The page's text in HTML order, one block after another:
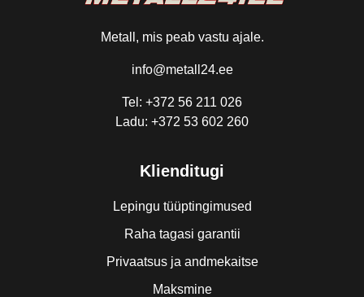
Metall, mis peab vastu ajale.
info@metall24.ee
Tel: +372 56 211 026
Ladu: +372 53 602 260
Klienditugi
Lepingu tüüptingimused
Raha tagasi garantii
Privaatsus ja andmekaitse
Maksmine